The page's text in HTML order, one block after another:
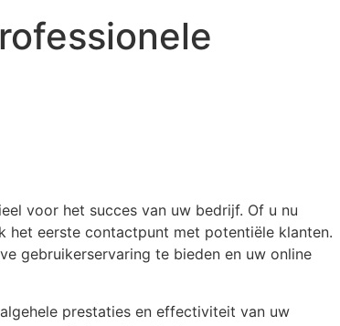
voor het succes van uw bedrijf. Of u nu
eerste contactpunt met potentiële klanten.
gebruikerservaring te bieden en uw online
prestaties en effectiviteit van uw